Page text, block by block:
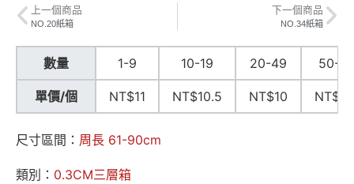
上一個商品
NO.20紙箱
下一個商品
NO.34紙箱
數量
單價/個
1-9
NT$11
10-19
NT$10.5
20-49
NT$10
50-
尺寸區間： 周長 61-90cm
類別： 0.3CM三層箱